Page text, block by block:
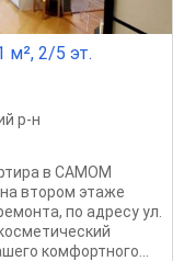
м², 2/5 эт.
р-н
в САМОМ
втором этаже
по адресу ул.
комфортного...